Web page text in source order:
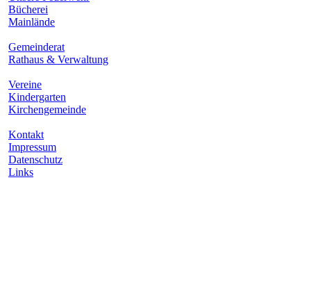
Bücherei
Mainlände
Gemeinderat
Rathaus & Verwaltung
Vereine
Kindergarten
Kirchengemeinde
Kontakt
Impressum
Datenschutz
Links